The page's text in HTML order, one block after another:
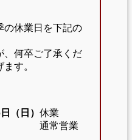
の休業日を下記の
、何卒ご了承くだ
す。
（日） 休業
通常営業